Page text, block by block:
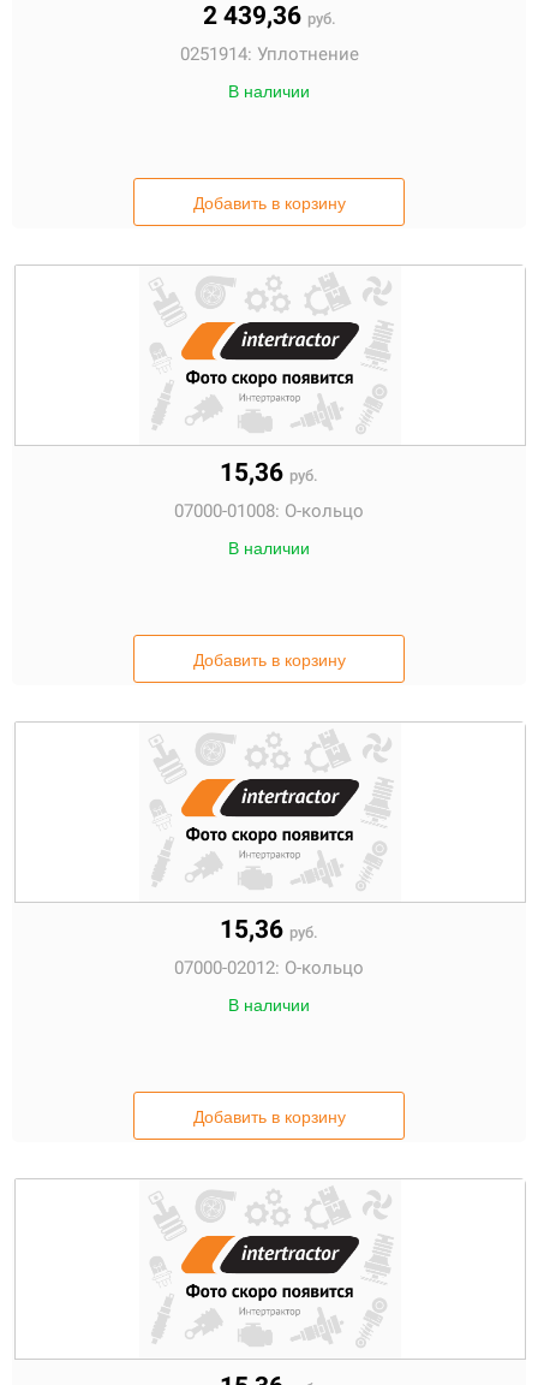
2 439,36 руб.
0251914: Уплотнение
В наличии
Добавить в корзину
15,36 руб.
07000-01008: О-кольцо
В наличии
Добавить в корзину
15,36 руб.
07000-02012: О-кольцо
В наличии
Добавить в корзину